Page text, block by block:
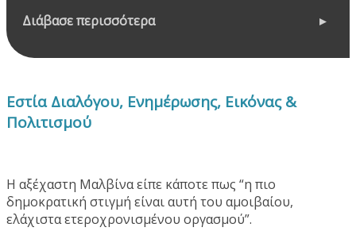
Διάβασε περισσότερα
Εστία Διαλόγου, Ενημέρωσης, Εικόνας &
Πολιτισμού
Η αξέχαστη Μαλβίνα είπε κάποτε πως “η πιο
δημοκρατική στιγμή είναι αυτή του αμοιβαίου,
ελάχιστα ετεροχρονισμένου οργασμού”.